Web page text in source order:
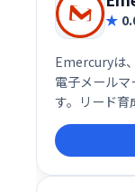
Emercuryは
電子メール
す。リード育
向上を支援
ラクティスに
適化、配信
ビジネスの成